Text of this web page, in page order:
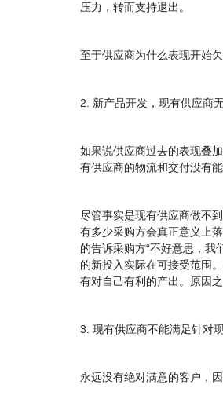
压力，转而支持退出。
至于供应商为什么表现开始
2. 新产品开发，现有供应商
如果说供应商过去的表现叠
有供应商的物流和交付没有
尽管事实是现有供应商做不
有多少采购方会真正意义上
的告诉采购方“不好意思，
的新投入实际在可接受范围
有对自己有利的产出。原因
3. 现有供应商不能满足针对
永远没有绝对满意的客户，